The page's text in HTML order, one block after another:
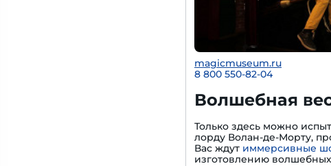
magicmuseum.ru
8 800 550-82-04
Волшебная
Только здесь можно
лорду Волан-де-Морту,
Вас ждут иммерсивные
изготовлению